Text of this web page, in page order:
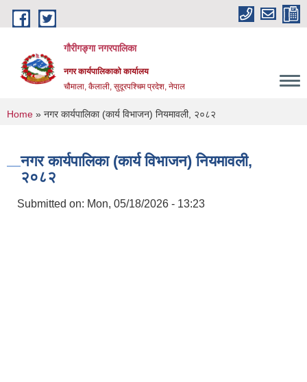
Skip to main content
गौरीगङ्गा नगरपालिका
नगर कार्यपालिकाको कार्यालय
चौमाला, कैलाली, सुदूरपश्चिम प्रदेश, नेपाल
You are here
Home » नगर कार्यपालिका (कार्य विभाजन) नियमावली, २०८२
नगर कार्यपालिका (कार्य विभाजन) नियमावली,
२०८२
Submitted on: Mon, 05/18/2026 - 13:23